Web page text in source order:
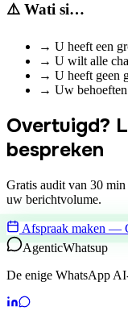
⚠️ Wati si…
→ U heeft een
→ U wilt alle
→ U heeft geen
→ Uw
Overtuigd?
bespreken
Gratis audit van 30
uw berichtvolume.
Afspraak maken —
AgenticWhatsup
De enige WhatsApp